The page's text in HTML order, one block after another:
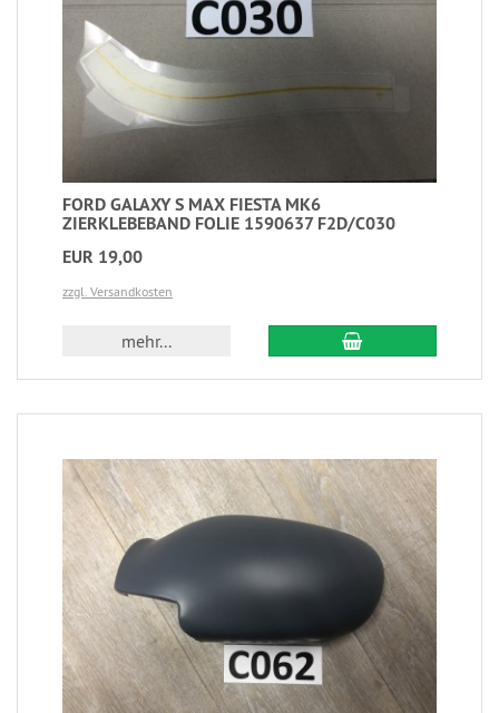
FORD GALAXY S MAX FIESTA MK6
ZIERKLEBEBAND FOLIE 1590637 F2D/C030
EUR 19,00
zzgl. Versandkosten
mehr...